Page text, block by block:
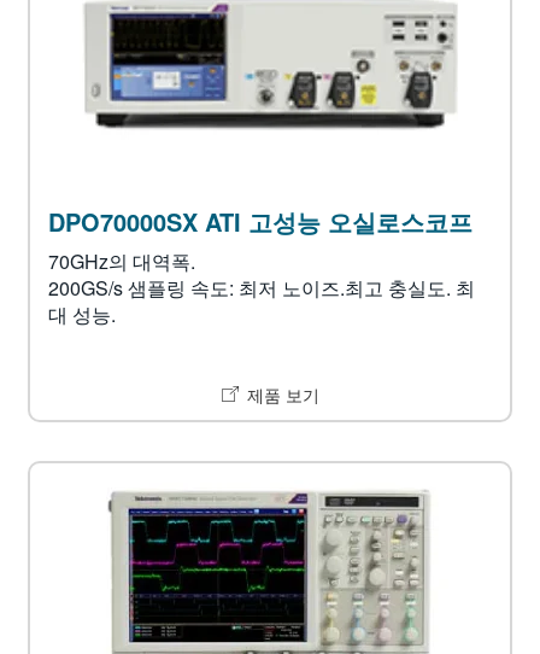
DPO70000SX ATI 고성능 오실로스코프
70GHz의 대역폭.
200GS/s 샘플링 속도: 최저 노이즈.최고 충실도. 최
대 성능.
제품 보기